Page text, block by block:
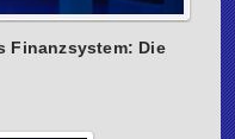
Finanzsystem: Die